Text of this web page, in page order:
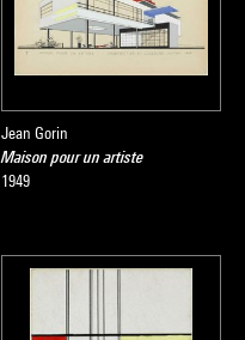
Jean Gorin
Maison pour un artiste
1949